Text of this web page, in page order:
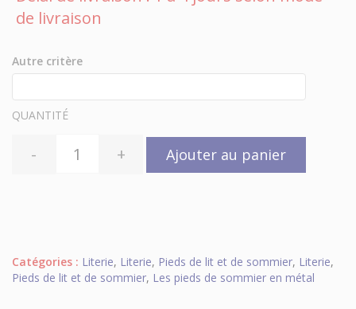
de livraison
Autre critère
QUANTITÉ
- + Ajouter au panier
Catégories : Literie, Literie, Pieds de lit et de sommier, Literie,
Pieds de lit et de sommier, Les pieds de sommier en métal